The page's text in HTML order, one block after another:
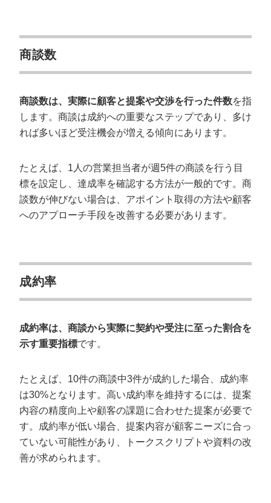
商談数
商談数は、実際に顧客と提案や交渉を行った件数を指
します。商談は成約への重要なステップであり、多け
れば多いほど受注機会が増える傾向にあります。
たとえば、1人の営業担当者が週5件の商談を行う目
標を設定し、達成率を確認する方法が一般的です。商
談数が伸びない場合は、アポイント取得の方法や顧客
へのアプローチ手段を改善する必要があります。
成約率
成約率は、商談から実際に契約や受注に至った割合を
示す重要指標です。
たとえば、10件の商談中3件が成約した場合、成約率
は30%となります。高い成約率を維持するには、提案
内容の精度向上や顧客の課題に合わせた提案が必要で
す。成約率が低い場合、提案内容が顧客ニーズに合っ
ていない可能性があり、トークスクリプトや資料の改
善が求められます。